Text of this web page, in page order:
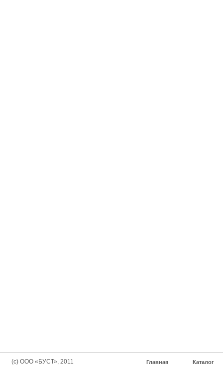
(с) ООО «БУСТ», 2011 Главная Каталог